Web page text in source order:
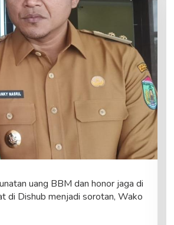
uang BBM dan honor jaga di
di Dishub menjadi sorotan, Wako